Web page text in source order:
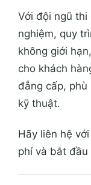
Với đội ngũ thi
nghiệm, quy
không giới
cho khách
đẳng cấp, phù
kỹ thuật.
Hãy liên hệ
phí và bắt